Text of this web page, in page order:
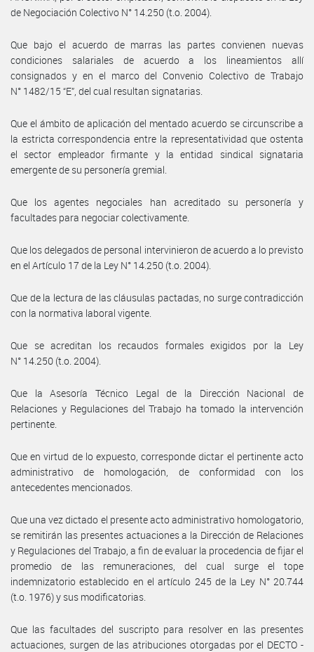
de Negociación Colectivo N° 14.250 (t.o. 2004).
Que bajo el acuerdo de marras las partes convienen nuevas
condiciones salariales de acuerdo a los lineamientos allí
consignados y en el marco del Convenio Colectivo de Trabajo
N° 1482/15 “E”, del cual resultan signatarias.
Que el ámbito de aplicación del mentado acuerdo se circunscribe a
la estricta correspondencia entre la representatividad que ostenta
el sector empleador firmante y la entidad sindical signataria
emergente de su personería gremial.
Que los agentes negociales han acreditado su personería y
facultades para negociar colectivamente.
Que los delegados de personal intervinieron de acuerdo a lo previsto
en el Artículo 17 de la Ley N° 14.250 (t.o. 2004).
Que de la lectura de las cláusulas pactadas, no surge contradicción
con la normativa laboral vigente.
Que se acreditan los recaudos formales exigidos por la Ley
N° 14.250 (t.o. 2004).
Que la Asesoría Técnico Legal de la Dirección Nacional de
Relaciones y Regulaciones del Trabajo ha tomado la intervención
pertinente.
Que en virtud de lo expuesto, corresponde dictar el pertinente acto
administrativo de homologación, de conformidad con los
antecedentes mencionados.
Que una vez dictado el presente acto administrativo homologatorio,
se remitirán las presentes actuaciones a la Dirección de Relaciones
y Regulaciones del Trabajo, a fin de evaluar la procedencia de fijar el
promedio de las remuneraciones, del cual surge el tope
indemnizatorio establecido en el artículo 245 de la Ley N° 20.744
(t.o. 1976) y sus modificatorias.
Que las facultades del suscripto para resolver en las presentes
actuaciones, surgen de las atribuciones otorgadas por el DECTO -